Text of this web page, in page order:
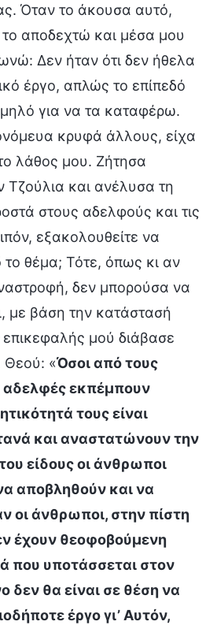
Όταν το άκουσα αυτό,
αποδεχτώ και μέσα μου
Δεν ήταν ότι δεν ήθελα
έργο, απλώς το επίπεδό
για να τα καταφέρω.
κρυφά άλλους, είχα
λάθος μου. Ζήτησα
και ανέλυσα τη
στους αδελφούς και τις
εξακολουθείτε να
το θέμα; Τότε, όπως κι αν
δεν μπορούσα να
με βάση την κατάστασή
μού διάβασε
Θεού: «Όσοι από τους
αδελφές εκπέμπουν
τους είναι
και αναστατώνουν την
είδους οι άνθρωποι
αποβληθούν και να
οι άνθρωποι, στην πίστη
έχουν θεοφοβούμενη
που υποτάσσεται στον
δεν θα είναι σε θέση να
έργο γι’ Αυτόν,